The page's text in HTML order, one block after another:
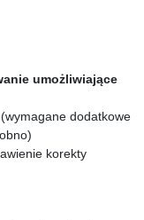
umożliwiające
dodatkowe
korekty